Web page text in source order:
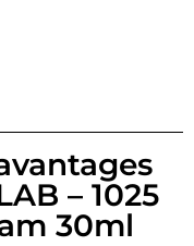
– 1025
30ml